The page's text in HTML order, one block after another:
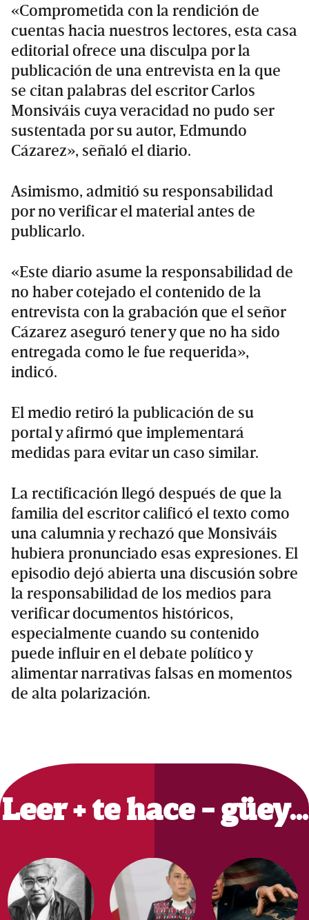
«Comprometida con la rendición de
cuentas hacia nuestros lectores, esta casa
editorial ofrece una disculpa por la
publicación de una entrevista en la que
se citan palabras del escritor Carlos
Monsiváis cuya veracidad no pudo ser
sustentada por su autor, Edmundo
Cázarez», señaló el diario.
Asimismo, admitió su responsabilidad
por no verificar el material antes de
publicarlo.
«Este diario asume la responsabilidad de
no haber cotejado el contenido de la
entrevista con la grabación que el señor
Cázarez aseguró tener y que no ha sido
entregada como le fue requerida»,
indicó.
El medio retiró la publicación de su
portal y afirmó que implementará
medidas para evitar un caso similar.
La rectificación llegó después de que la
familia del escritor calificó el texto como
una calumnia y rechazó que Monsiváis
hubiera pronunciado esas expresiones. El
episodio dejó abierta una discusión sobre
la responsabilidad de los medios para
verificar documentos históricos,
especialmente cuando su contenido
puede influir en el debate político y
alimentar narrativas falsas en momentos
de alta polarización.
Primary
Sidebar
Leer + te hace - güey…